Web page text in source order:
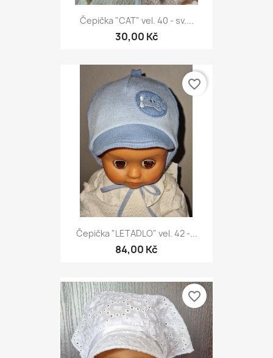
Čepička "CAT" vel. 40 - sv....
30,00 Kč
Čepička "LETADLO" vel. 42 -...
84,00 Kč
favorite_border
favorite_border